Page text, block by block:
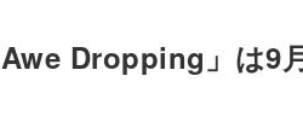
Dropping」は9